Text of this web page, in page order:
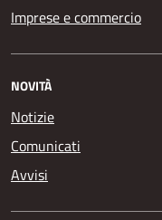
Imprese e commercio
NOVITÀ
Notizie
Comunicati
Avvisi